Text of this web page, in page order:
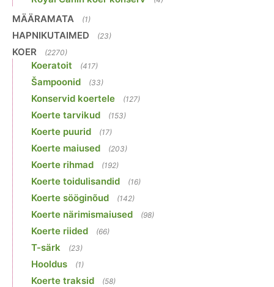
MÄÄRAMATA (1)
HAPNIKUTAIMED (23)
KOER (2270)
Koeratoit (417)
Šampoonid (33)
Konservid koertele (127)
Koerte tarvikud (153)
Koerte puurid (17)
Koerte maiused (203)
Koerte rihmad (192)
Koerte toidulisandid (16)
Koerte sööginõud (142)
Koerte närimismaiused (98)
Koerte riided (66)
T-särk (23)
Hooldus (1)
Koerte traksid (58)